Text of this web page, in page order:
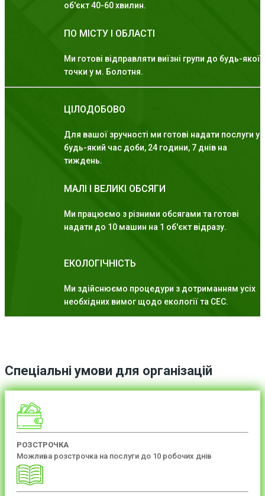
об'єкт 40-60 хвилин.
ПО МІСТУ І ОБЛАСТІ
Ми готові відправляти виїзні групи до будь-якої
точки у м. Болотня.
ЦІЛОДОБОВО
Для вашої зручності ми готові надати послуги у
будь-який час доби, 24 години, 7 днів на
тиждень.
МАЛІ І ВЕЛИКІ ОБСЯГИ
Ми працюємо з різними обсягами та готові
надати до 10 машин на 1 об'єкт відразу.
ЕКОЛОГІЧНІСТЬ
Ми здійснюємо процедури з дотриманням усіх
необхідних вимог щодо екології та СЕС.
Спеціальні умови для організацій
РОЗСТРОЧКА
Можлива розстрочка на послуги до 10 робочих днів